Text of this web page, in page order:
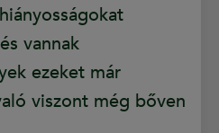
vannak
ezeket már
viszont még bőven